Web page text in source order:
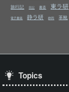
旅行記 日記 書斎 東ラ研
電子書籍 静ラ研 静岡 革靴
Topics